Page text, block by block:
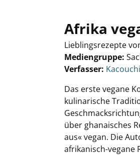
Afrika
Lieblingsrezepte
Mediengruppe:
Verfasser: Suche
Das erste vegane
kulinarische
über ghanaisches
aus« vegan. Die
afrikanisch-vegane